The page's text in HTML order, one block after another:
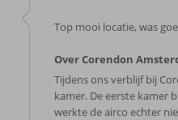
Top mooi locatie, was
Over Corendon
Tijdens ons verblijf bij
kamer. De eerste kamer
werkte de airco echter